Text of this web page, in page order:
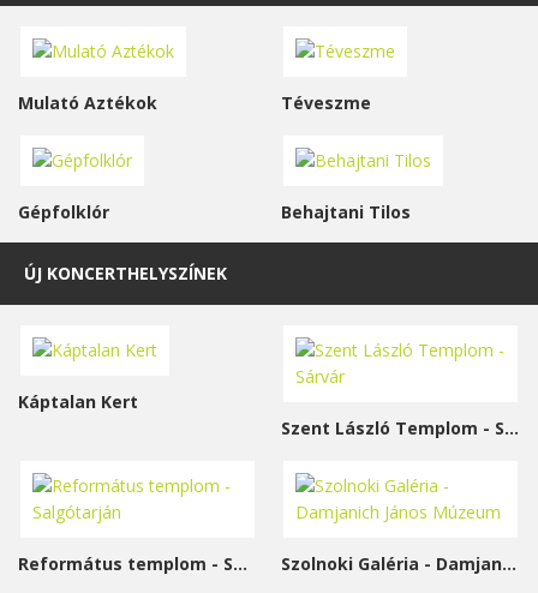
Mulató Aztékok Téveszme
Gépfolklór Behajtani Tilos
ÚJ KONCERTHELYSZÍNEK
Káptalan Kert
Szent László Templom - Sárvár
Református templom - Salgótarján Szolnoki Galéria - Damjanich János Múzeum